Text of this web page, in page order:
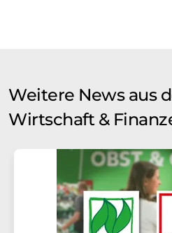
Weitere News aus
Wirtschaft &